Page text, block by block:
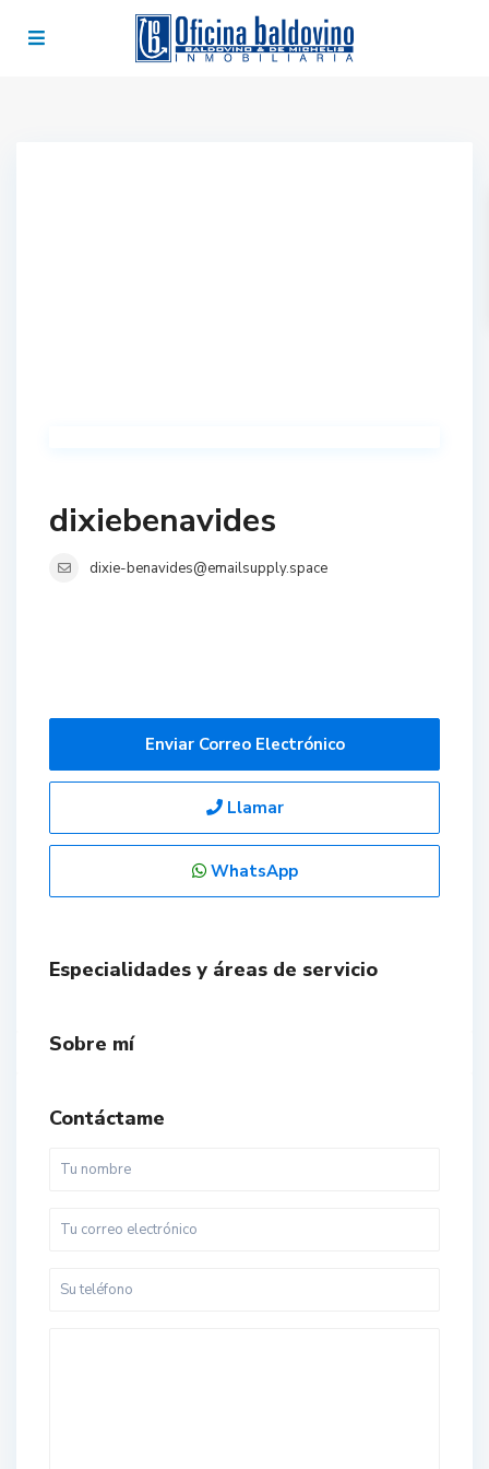
dixiebenavides
dixie-benavides@emailsupply.space
Enviar Correo Electrónico
Llamar
WhatsApp
Especialidades y áreas de servicio
Sobre mí
Contáctame